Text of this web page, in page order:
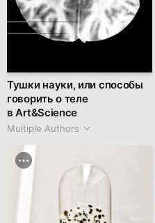
Тушки науки, или способы
говорить о теле
в Art&Science
Multiple Authors